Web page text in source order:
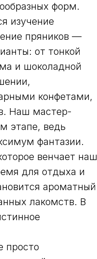
форм.
изучение
пряников —
от тонкой
и шоколадной
конфетами,
Наш мастер-
этапе, ведь
фантазии.
венчает наш
для отдыха и
ароматный
лакомств. В
просто